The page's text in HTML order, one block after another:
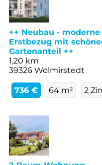
++ Neubau -
Erstbezug mit
Gartenanteil ++
1,20 km
39326 Wolmirstedt
736 € 64 m² 2